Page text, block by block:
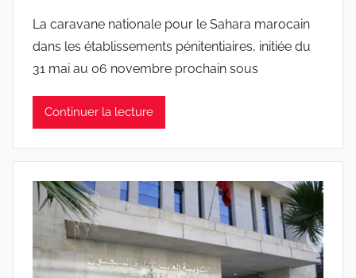
La caravane nationale pour le Sahara marocain
dans les établissements pénitentiaires, initiée du
31 mai au 06 novembre prochain sous
Continuer la lecture